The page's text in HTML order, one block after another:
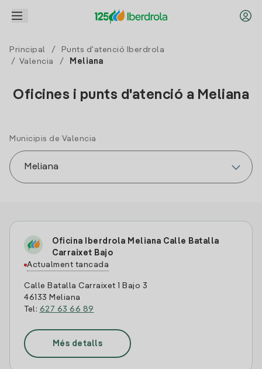
Principal /
Punts d'atenció Iberdrola
/ Valencia / Meliana
Oficines i punts d'atenció a Meliana
Municipis de Valencia
Oficina Iberdrola Meliana Calle Batalla
Carraixet Bajo
Actualment tancada
Calle Batalla Carraixet 1 Bajo 3
46133 Meliana
Tel: 627 63 66 89
Més detalls